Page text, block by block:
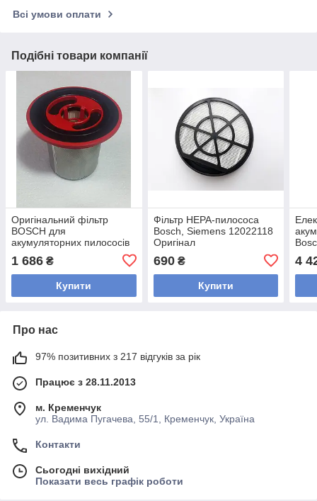
Всі умови оплати
Подібні товари компанії
Оригінальний фільтр
BOSCH для
акумуляторних пилососів
1 686 ₴
Купити
Фільтр HEPA-пилососа
Bosch, Siemens 12022118
Оригінал
690₴
Купити
4
Про нас
97% позитивних з 217 відгуків за рік
Працює з 28.11.2013
м. Кременчук
ул. Вадима Пугачева, 55/1, Кременчук, Україна
Контакти
Сьогодні вихідний
Показати весь графік роботи